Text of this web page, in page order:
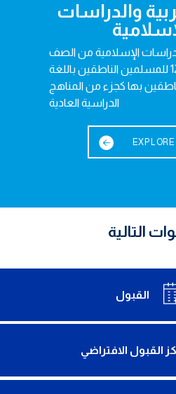
والدراسات
الإسلامية من الصف
الأول إلى الصف 12 للمسلمين الناطقين باللغة
بها كجزء من المناهج
الدراسية العادية
التالية
القبول
القبول الافتراضي